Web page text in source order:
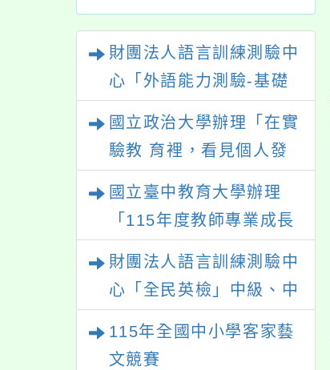
財團法人語言訓練測驗中
心「外語能力測驗-基礎
國立政治大學辦理「在實
驗教 育裡，看見個人發
國立臺中教育大學辦理
「115年度教師專業成長
財團法人語言訓練測驗中
心「全民英檢」中級、中
115年全國中小學客家藝
文競賽
素養導向課室評
領域評量」專
教育部113年度中小學
教師專業學習社群召
集人講師培訓課程